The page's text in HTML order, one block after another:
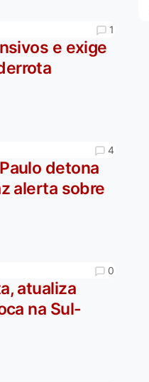
1
e exige
4
detona
alerta sobre
0
atualiza
na Sul-